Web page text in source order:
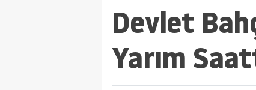
Devlet
Yarım